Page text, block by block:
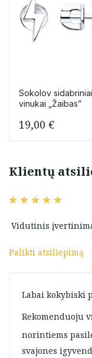
Sokolov
vinukai „Žaibas”
19,00 €
Klientų
Vidutinis
Palikti atsiliepimą
Labai kokybiski
Rekomenduoju
norintiems
svajones